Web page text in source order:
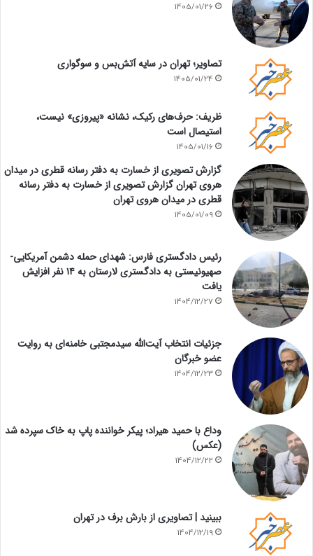
1405/01/26
تصاویر؛ تهران در سایه آتش‌بس و سوگواری
1405/01/24
ظریف: حرف‌های رکیک، نشانه «پیروزی» نیست،
استیصال است
1405/01/16
گزارش تصویری از خسارت به دفتر رسانه قطری در میدان
هروی تهران گزارش تصویری از خسارت به دفتر رسانه
قطری در میدان هروی تهران
1405/01/09
رئیس دادگستری فارس: شهدای حمله دشمن آمریکایی-
صهیونیستی به دادگستری لارستان به ۱۴ نفر افزایش
یافت
1404/12/27
جزئیات انتخاب آیت‌الله سیدمجتبی خامنه‌ای به روایت
عضو خبرگان
1404/12/23
وداع با حمید هیراد؛ پیکر خواننده پاپ به خاک سپرده شد
(عکس)
1404/12/22
ببینید | تصاویری از بارش برف در تهران
1404/12/19